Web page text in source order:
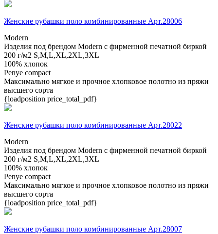
Женские рубашки поло комбинированные Арт.28006
Modern
Изделия под брендом Modern с фирменной печатной биркой
200 г/м2 S,M,L,XL,2XL,3XL
100% хлопок
Penye compact
Максимально мягкое и прочное хлопковое полотно из пряжи
высшего сорта
{loadposition price_total_pdf}
Женские рубашки поло комбинированные Арт.28022
Modern
Изделия под брендом Modern с фирменной печатной биркой
200 г/м2 S,M,L,XL,2XL,3XL
100% хлопок
Penye compact
Максимально мягкое и прочное хлопковое полотно из пряжи
высшего сорта
{loadposition price_total_pdf}
Женские рубашки поло комбинированные Арт.28007